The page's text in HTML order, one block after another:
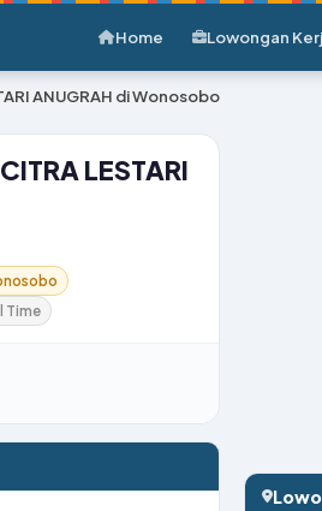
Home Lowongan
ANUGRAH di Wonosobo
LESTARI
Time